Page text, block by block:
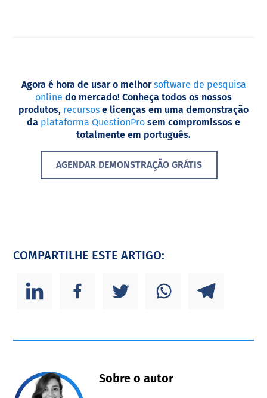
Agora é hora de usar o melhorsoftware de pesquisa
online do mercado! Conheça todos os nossos
produtos, recursos e licenças em uma demonstração
da plataforma QuestionPro sem compromissos e
totalmente em português.
AGENDAR DEMONSTRAÇÃO GRÁTIS
COMPARTILHE ESTE ARTIGO:
Sobre o autor